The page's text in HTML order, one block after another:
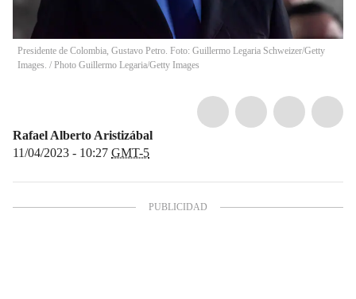
Presidente de Colombia, Gustavo Petro. Foto: Guillermo Legaria Schweizer/Getty
Images. / Photo Guillermo Legaria/Getty Images
Rafael Alberto Aristizábal
11/04/2023 - 10:27 GMT-5